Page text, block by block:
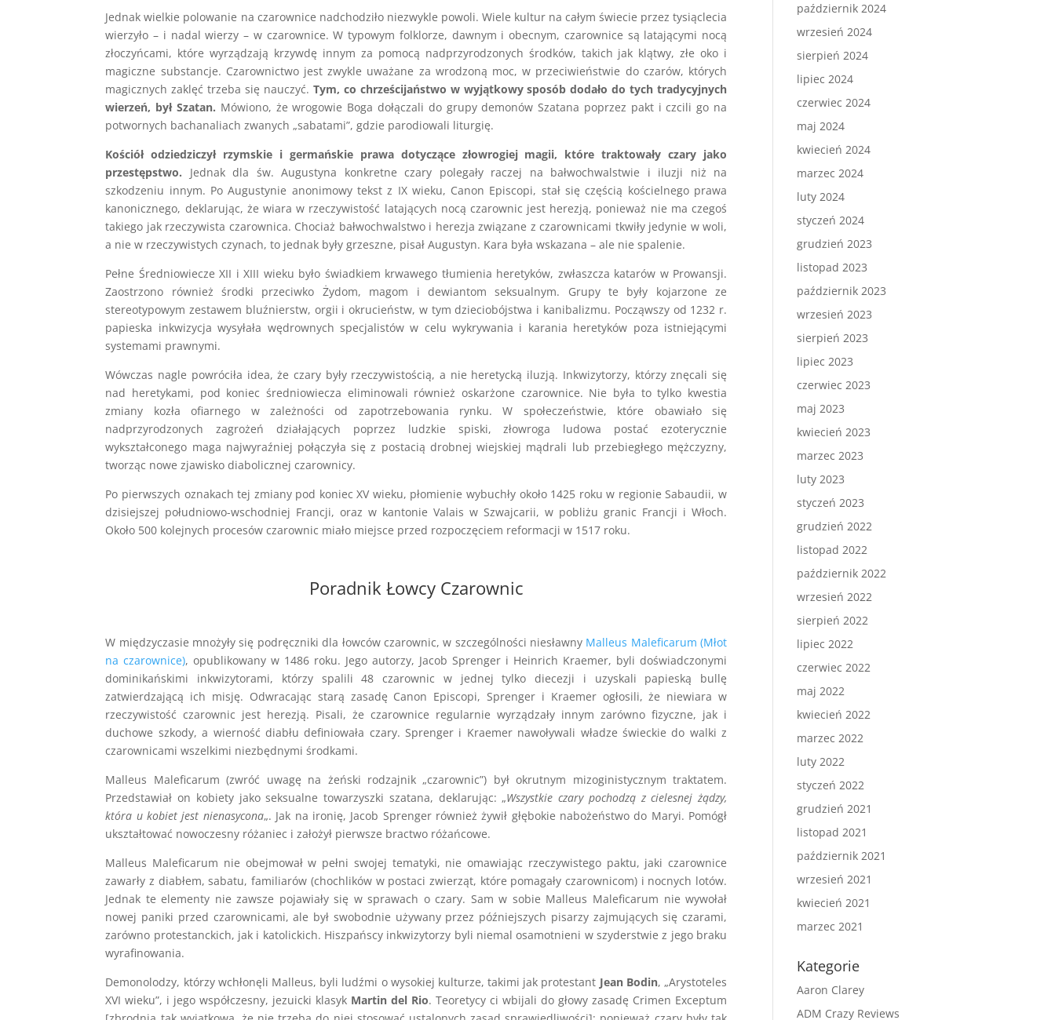
Jednak wielkie polowanie na czarownice nadchodziło niezwykle powoli. Wiele kultur na całym świecie przez tysiąclecia
wierzyło – i nadal wierzy – w czarownice. W typowym folklorze, dawnym i obecnym, czarownice są latającymi nocą
złoczyńcami, które wyrządzają krzywdę innym za pomocą nadprzyrodzonych środków, takich jak klątwy, złe oko i
magiczne substancje. Czarownictwo jest zwykle uważane za wrodzoną moc, w przeciwieństwie do czarów, których
magicznych zaklęć trzeba się nauczyć. Tym, co chrześcijaństwo w wyjątkowy sposób dodało do tych tradycyjnych
wierzeń, był Szatan. Mówiono, że wrogowie Boga dołączali do grupy demonów Szatana poprzez pakt i czcili go na
potwornych bachanaliach zwanych „sabatami”, gdzie parodiowali liturgię.
Kościół odziedziczył rzymskie i germańskie prawa dotyczące złowrogiej magii, które traktowały czary jako
przestępstwo. Jednak dla św. Augustyna konkretne czary polegały raczej na bałwochwalstwie i iluzji niż na
szkodzeniu innym. Po Augustynie anonimowy tekst z IX wieku, Canon Episcopi, stał się częścią kościelnego prawa
kanonicznego, deklarując, że wiara w rzeczywistość latających nocą czarownic jest herezją, ponieważ nie ma czegoś
takiego jak rzeczywista czarownica. Chociaż bałwochwalstwo i herezja związane z czarownicami tkwiły jedynie w woli,
a nie w rzeczywistych czynach, to jednak były grzeszne, pisał Augustyn. Kara była wskazana – ale nie spalenie.
Pełne Średniowiecze XII i XIII wieku było świadkiem krwawego tłumienia heretyków, zwłaszcza katarów w Prowansji.
Zaostrzono również środki przeciwko Żydom, magom i dewiantom seksualnym. Grupy te były kojarzone ze
stereotypowym zestawem bluźnierstw, orgii i okrucieństw, w tym dzieciobójstwa i kanibalizmu. Począwszy od 1232 r.
papieska inkwizycja wysyłała wędrownych specjalistów w celu wykrywania i karania heretyków poza istniejącymi
systemami prawnymi.
Wówczas nagle powróciła idea, że czary były rzeczywistością, a nie heretycką iluzją. Inkwizytorzy, którzy znęcali się
nad heretykami, pod koniec średniowiecza eliminowali również oskarżone czarownice. Nie była to tylko kwestia
zmiany kozła ofiarnego w zależności od zapotrzebowania rynku. W społeczeństwie, które obawiało się
nadprzyrodzonych zagrożeń działających poprzez ludzkie spiski, złowroga ludowa postać ezoterycznie
wykształconego maga najwyraźniej połączyła się z postacią drobnej wiejskiej mądrali lub przebiegłego mężczyzny,
tworząc nowe zjawisko diabolicznej czarownicy.
Po pierwszych oznakach tej zmiany pod koniec XV wieku, płomienie wybuchły około 1425 roku w regionie Sabaudii, w
dzisiejszej południowo-wschodniej Francji, oraz w kantonie Valais w Szwajcarii, w pobliżu granic Francji i Włoch.
Około 500 kolejnych procesów czarownic miało miejsce przed rozpoczęciem reformacji w 1517 roku.
Poradnik Łowcy Czarownic
W międzyczasie mnożyły się podręczniki dla łowców czarownic, w szczególności niesławny Malleus Maleficarum (Młot
na czarownice), opublikowany w 1486 roku. Jego autorzy, Jacob Sprenger i Heinrich Kraemer, byli doświadczonymi
dominikańskimi inkwizytorami, którzy spalili 48 czarownic w jednej tylko diecezji i uzyskali papieską bullę
zatwierdzającą ich misję. Odwracając starą zasadę Canon Episcopi, Sprenger i Kraemer ogłosili, że niewiara w
rzeczywistość czarownic jest herezją. Pisali, że czarownice regularnie wyrządzały innym zarówno fizyczne, jak i
duchowe szkody, a wierność diabłu definiowała czary. Sprenger i Kraemer nawoływali władze świeckie do walki z
czarownicami wszelkimi niezbędnymi środkami.
Malleus Maleficarum (zwróć uwagę na żeński rodzajnik „czarownic”) był okrutnym mizoginistycznym traktatem.
Przedstawiał on kobiety jako seksualne towarzyszki szatana, deklarując: „Wszystkie czary pochodzą z cielesnej żądzy,
która u kobiet jest nienasycona„. Jak na ironię, Jacob Sprenger również żywił głębokie nabożeństwo do Maryi. Pomógł
ukształtować nowoczesny różaniec i założył pierwsze bractwo różańcowe.
Malleus Maleficarum nie obejmował w pełni swojej tematyki, nie omawiając rzeczywistego paktu, jaki czarownice
zawarły z diabłem, sabatu, familiarów (chochlików w postaci zwierząt, które pomagały czarownicom) i nocnych lotów.
Jednak te elementy nie zawsze pojawiały się w sprawach o czary. Sam w sobie Malleus Maleficarum nie wywołał
nowej paniki przed czarownicami, ale był swobodnie używany przez późniejszych pisarzy zajmujących się czarami,
zarówno protestanckich, jak i katolickich. Hiszpańscy inkwizytorzy byli niemal osamotnieni w szyderstwie z jego braku
wyrafinowania.
Demonolodzy, którzy wchłonęli Malleus, byli ludźmi o wysokiej kulturze, takimi jak protestant Jean Bodin, „Arystoteles
XVI wieku”, i jego współczesny, jezuicki klasyk Martin del Rio. Teoretycy ci wbijali do głowy zasadę Crimen Exceptum
październik 2024
wrzesień 2024
sierpień 2024
lipiec 2024
czerwiec 2024
maj 2024
kwiecień 2024
marzec 2024
luty 2024
styczeń 2024
grudzień 2023
listopad 2023
październik 2023
wrzesień 2023
sierpień 2023
lipiec 2023
czerwiec 2023
maj 2023
kwiecień 2023
marzec 2023
luty 2023
styczeń 2023
grudzień 2022
listopad 2022
październik 2022
wrzesień 2022
sierpień 2022
lipiec 2022
czerwiec 2022
maj 2022
kwiecień 2022
marzec 2022
luty 2022
styczeń 2022
grudzień 2021
listopad 2021
październik 2021
wrzesień 2021
kwiecień 2021
marzec 2021
Kategorie
Aaron Clarey
ADM Crazy Reviews